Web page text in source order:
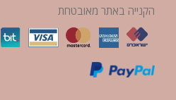
הקנייה באתר מאובטחת